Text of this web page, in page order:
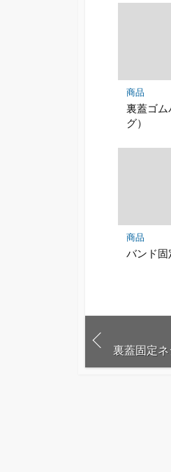
商品
裏蓋ゴム
グ）
商品
バンド固
裏蓋固定ネ